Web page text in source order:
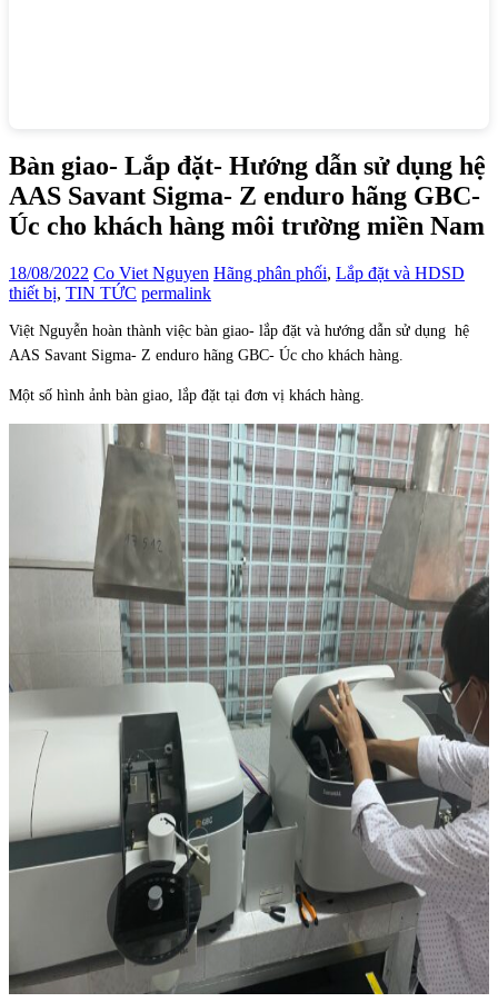
Bàn giao- Lắp đặt- Hướng dẫn sử dụng hệ
AAS Savant Sigma- Z enduro hãng GBC-
Úc cho khách hàng môi trường miền Nam
18/08/2022 Co Viet Nguyen Hãng phân phối, Lắp đặt và HDSD
thiết bị, TIN TỨC permalink
Việt Nguyễn hoàn thành việc bàn giao- lắp đặt và hướng dẫn sử dụng hệ
AAS Savant Sigma- Z enduro hãng GBC- Úc cho khách hàng.
Một số hình ảnh bàn giao, lắp đặt tại đơn vị khách hàng.